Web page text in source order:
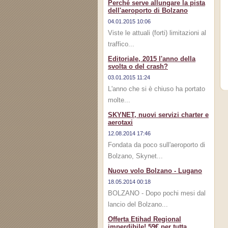
Perché serve allungare la pista
dell'aeroporto di Bolzano
04.01.2015 10:06
Viste le attuali (forti) limitazioni al
traffico...
Editoriale, 2015 l'anno della
svolta o del crash?
03.01.2015 11:24
L'anno che si è chiuso ha portato
molte...
SKYNET, nuovi servizi charter e
aerotaxi
12.08.2014 17:46
Fondata da poco sull'aeroporto di
Bolzano, Skynet...
Nuovo volo Bolzano - Lugano
18.05.2014 00:18
BOLZANO - Dopo pochi mesi dal
lancio del Bolzano...
Offerta Etihad Regional